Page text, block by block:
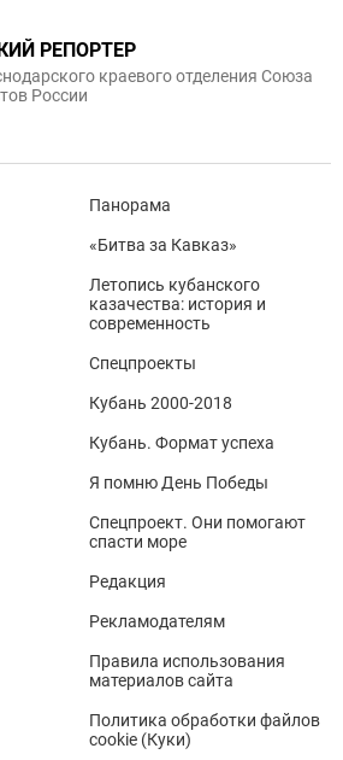
РЕПОРТЕР
краевого отделения Союза
России
Панорама
«Битва за Кавказ»
Летопись кубанского
казачества: история и
современность
Спецпроекты
Кубань 2000-2018
Кубань. Формат успеха
Я помню День Победы
Спецпроект. Они помогают
спасти море
Редакция
Рекламодателям
Правила использования
материалов сайта
Политика обработки файлов
cookie (Куки)